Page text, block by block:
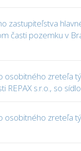
zastupiteľstva
časti pozemku v
zreteľa
s.r.o., so
zreteľa